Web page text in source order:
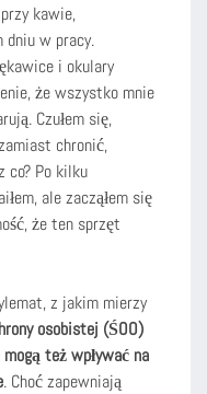
kawie,
dniu w pracy.
i okulary
że wszystko mnie
Czułem się,
chronić,
co? Po kilku
ale zacząłem się
że ten sprzęt
z jakim mierzy
osobistej (ŚOO)
też wpływać na
. Choć zapewniają